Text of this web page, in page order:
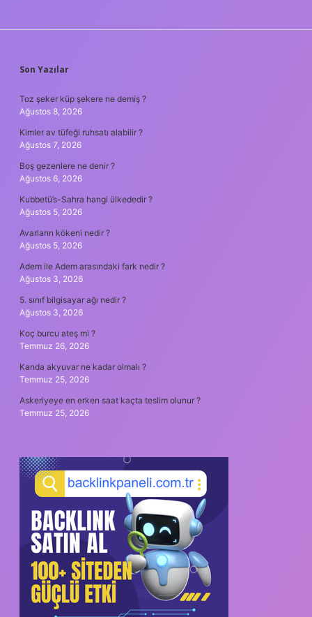
SIDEBAR
Son Yazılar
Toz şeker küp şekere ne demiş ?
Ağustos 8, 2026
Kimler av tüfeği ruhsatı alabilir ?
Ağustos 7, 2026
Boş gezenlere ne denir ?
Ağustos 6, 2026
Kubbetü’s-Sahra hangi ülkededir ?
Ağustos 5, 2026
Avarların kökeni nedir ?
Ağustos 5, 2026
Adem ile Adem arasındaki fark nedir ?
Ağustos 3, 2026
5. sınıf bilgisayar ağı nedir ?
Ağustos 3, 2026
Koç burcu ateş mi ?
Temmuz 26, 2026
Kanda akyuvar ne kadar olmalı ?
Temmuz 25, 2026
Askeriyeye en erken saat kaçta teslim olunur ?
Temmuz 25, 2026